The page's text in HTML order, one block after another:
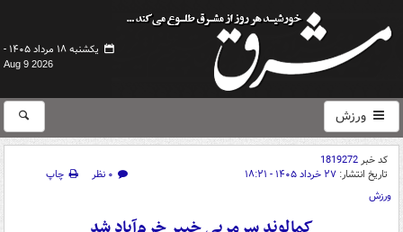
یکشنبه ۱۸ مرداد ۱۴۰۵ -
Aug 9 2026
ورزش
کد خبر1819272
تاریخ انتشار: ۲۷ خرداد ۱۴۰۵ - ۱۸:۲۱ ۰ نظر
چاپ
ورزش